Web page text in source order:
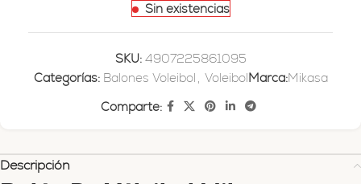
Sin existencias
SKU: 4907225861095
Categorías: Balones Voleibol , VoleibolMarca:Mikasa
Comparte:
Descripción